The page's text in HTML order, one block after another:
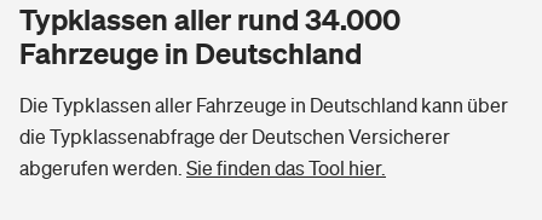
Typklassen aller rund 34.000
Fahrzeuge in Deutschland
Die Typklassen aller Fahrzeuge in Deutschland kann über
die Typklassenabfrage der Deutschen Versicherer
abgerufen werden. Sie finden das Tool hier.